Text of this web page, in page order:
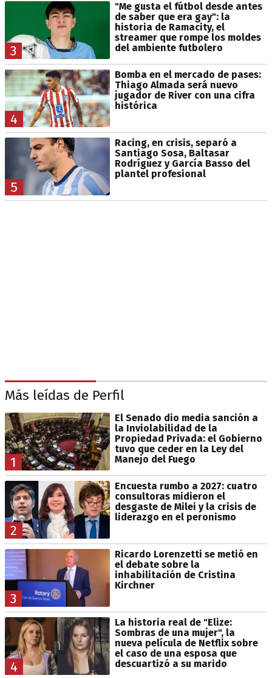
3
"Me gusta el fútbol desde antes
de saber que era gay": la
historia de Ramacity, el
streamer que rompe los moldes
del ambiente futbolero
4
Bomba en el mercado de pases:
Thiago Almada será nuevo
jugador de River con una cifra
histórica
5
Racing, en crisis, separó a
Santiago Sosa, Baltasar
Rodríguez y García Basso del
plantel profesional
Más leídas de Perfil
1
El Senado dio media sanción a
la Inviolabilidad de la
Propiedad Privada: el Gobierno
tuvo que ceder en la Ley del
Manejo del Fuego
2
Encuesta rumbo a 2027: cuatro
consultoras midieron el
desgaste de Milei y la crisis de
liderazgo en el peronismo
3
Ricardo Lorenzetti se metió en
el debate sobre la
inhabilitación de Cristina
Kirchner
4
La historia real de "Elize:
Sombras de una mujer", la
nueva película de Netflix sobre
el caso de una esposa que
descuartizó a su marido